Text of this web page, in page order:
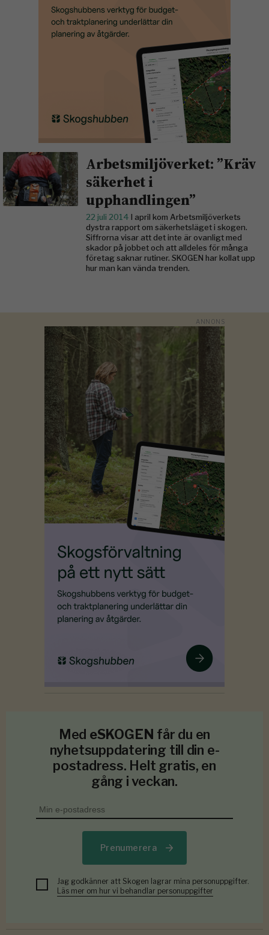
Arbetsmiljöverket: ”Kräv
säkerhet i
upphandlingen”
22 juli 2014 I april kom Arbetsmiljöverkets
dystra rapport om säkerhetsläget i skogen.
Siffrorna visar att det inte är ovanligt med
skador på jobbet och att alldeles för många
företag saknar rutiner. SKOGEN har kollat upp
hur man kan vända trenden.
Med eSKOGEN får du en
nyhetsuppdatering till din e-
postadress. Helt gratis, en
gång i veckan.
Prenumerera
Jag godkänner att Skogen lagrar mina personuppgifter.
Läs mer om hur vi behandlar personuppgifter